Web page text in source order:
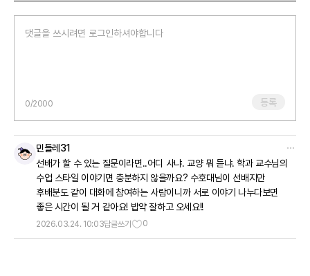
생각해보셔도 괜찮아요.
0/2000 등록
민들레31
선배가 할 수 있는 질문이라면..어디 사냐. 교양 뭐 듣냐. 학과 교수님의
수업 스타일 이야기면 충분하지 않을까요? 수호대님이 선배지만
후배분도 같이 대화에 참여하는 사람이니까 서로 이야기 나누다보면
좋은 시간이 될 거 같아요! 밥약 잘하고 오세요!!
2026.03.24. 10:03답글쓰기 0